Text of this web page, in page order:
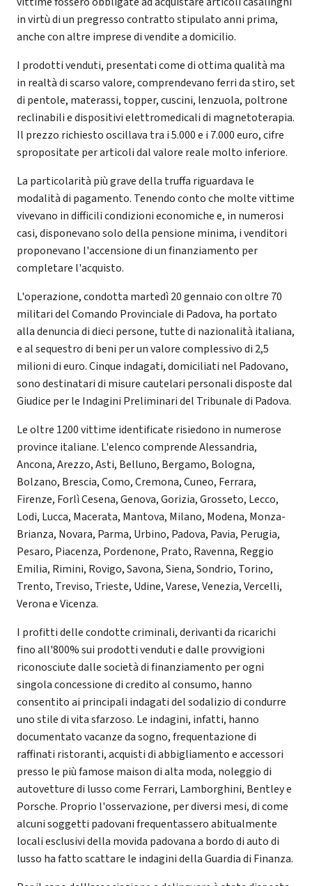
in virtù di un pregresso contratto stipulato anni prima,
anche con altre imprese di vendite a domicilio.
I prodotti venduti, presentati come di ottima qualità ma
in realtà di scarso valore, comprendevano ferri da stiro, set
di pentole, materassi, topper, cuscini, lenzuola, poltrone
reclinabili e dispositivi elettromedicali di magnetoterapia.
Il prezzo richiesto oscillava tra i 5.000 e i 7.000 euro, cifre
spropositate per articoli dal valore reale molto inferiore.
La particolarità più grave della truffa riguardava le
modalità di pagamento. Tenendo conto che molte vittime
vivevano in difficili condizioni economiche e, in numerosi
casi, disponevano solo della pensione minima, i venditori
proponevano l'accensione di un finanziamento per
completare l'acquisto.
L'operazione, condotta martedì 20 gennaio con oltre 70
militari del Comando Provinciale di Padova, ha portato
alla denuncia di dieci persone, tutte di nazionalità italiana,
e al sequestro di beni per un valore complessivo di 2,5
milioni di euro. Cinque indagati, domiciliati nel Padovano,
sono destinatari di misure cautelari personali disposte dal
Giudice per le Indagini Preliminari del Tribunale di Padova.
Le oltre 1200 vittime identificate risiedono in numerose
province italiane. L'elenco comprende Alessandria,
Ancona, Arezzo, Asti, Belluno, Bergamo, Bologna,
Bolzano, Brescia, Como, Cremona, Cuneo, Ferrara,
Firenze, Forlì Cesena, Genova, Gorizia, Grosseto, Lecco,
Lodi, Lucca, Macerata, Mantova, Milano, Modena, Monza-
Brianza, Novara, Parma, Urbino, Padova, Pavia, Perugia,
Pesaro, Piacenza, Pordenone, Prato, Ravenna, Reggio
Emilia, Rimini, Rovigo, Savona, Siena, Sondrio, Torino,
Trento, Treviso, Trieste, Udine, Varese, Venezia, Vercelli,
Verona e Vicenza.
I profitti delle condotte criminali, derivanti da ricarichi
fino all'800% sui prodotti venduti e dalle provvigioni
riconosciute dalle società di finanziamento per ogni
singola concessione di credito al consumo, hanno
consentito ai principali indagati del sodalizio di condurre
uno stile di vita sfarzoso. Le indagini, infatti, hanno
documentato vacanze da sogno, frequentazione di
raffinati ristoranti, acquisti di abbigliamento e accessori
presso le più famose maison di alta moda, noleggio di
autovetture di lusso come Ferrari, Lamborghini, Bentley e
Porsche. Proprio l'osservazione, per diversi mesi, di come
alcuni soggetti padovani frequentassero abitualmente
locali esclusivi della movida padovana a bordo di auto di
lusso ha fatto scattare le indagini della Guardia di Finanza.